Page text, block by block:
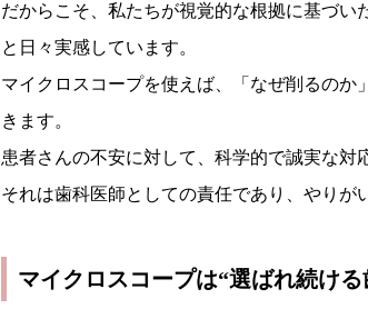
だからこそ、私たちが視覚的な根拠に基づ
と日々実感しています。
マイクロスコープを使えば、「なぜ削るの
きます。
患者さんの不安に対して、科学的で誠実な対
それは歯科医師としての責任であり、やりが
マイクロスコープは“選ばれ続け